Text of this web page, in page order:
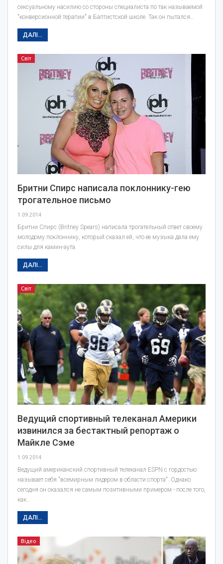
сексуальному насилию со стороны специалиста по так называемой
"конверсионной терапии" в Баптистской школе. Так он пытался…
ДАЛІ...
Світ
Бритни Спирс написала поклоннику-гею
трогательное письмо
1.09.2014
Бритни Спирс (Britney Spears) написала трогательный ответ своему
молодому поклоннику, который сказал ей, что ее музыка дала ему
силы для камин-аута.
ДАЛІ...
Світ
Ведущий спортивный телеканал Америки
извинился за бестактный репортаж о
Майкле Сэме
1.09.2014
Ведущий американский спортивный телеканал ESPN с гордостью
называет себя "всемирным лидером в области спорта". Однако
сегодня он оказался не самым позитивными примером - после того,
как…
ДАЛІ...
Відео